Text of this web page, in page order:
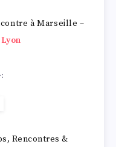
à Marseille –
, Rencontres &